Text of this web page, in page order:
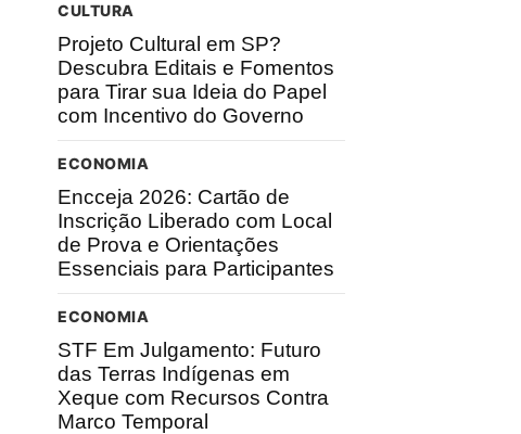
CULTURA
Projeto Cultural em SP?
Descubra Editais e Fomentos
para Tirar sua Ideia do Papel
com Incentivo do Governo
ECONOMIA
Encceja 2026: Cartão de
Inscrição Liberado com Local
de Prova e Orientações
Essenciais para Participantes
ECONOMIA
STF Em Julgamento: Futuro
das Terras Indígenas em
Xeque com Recursos Contra
Marco Temporal